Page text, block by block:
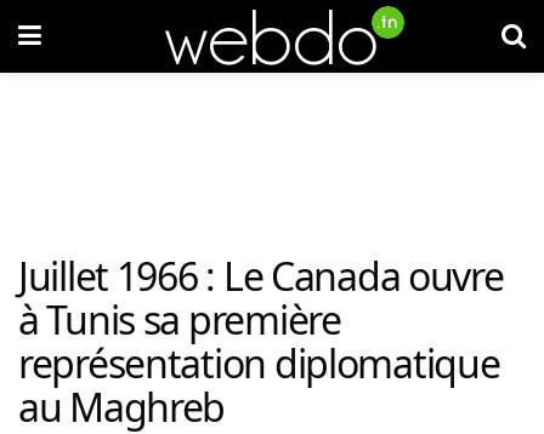
Juillet 1966 : Le Canada ouvre
à Tunis sa première
représentation diplomatique
au Maghreb